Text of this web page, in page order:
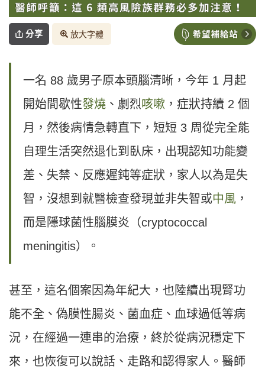
分享 放大字體
一名 88 歲男子原本頭腦清晰，今年 1 月起
開始間歇性發燒 、劇烈咳嗽 ，症狀持續 2 個
月，然後病情急轉直下，短短 3 周從完全能
自理生活突然退化到臥床，出現認知功能變
差、失禁、反應遲鈍等症狀，家人以為是失
智，沒想到就醫檢查發現並非失智或中風 ，
而是隱球菌性腦膜炎（cryptococcal
meningitis）。
甚至，這名個案因為年紀大，也陸續出現腎功
能不全、偽膜性腸炎、菌血症、血球過低等病
況，在經過一連串的治療，終於從病況穩定下
來，也恢復可以說話、走路和認得家人。醫師